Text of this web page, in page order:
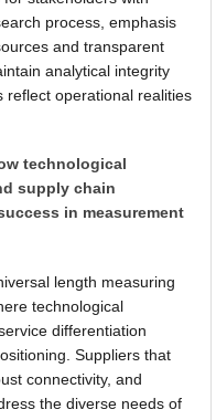
process, emphasis
and transparent
analytical integrity
reflect operational realities
technological
supply chain
in measurement
length measuring
technological
differentiation
Suppliers that
connectivity, and
the diverse needs of